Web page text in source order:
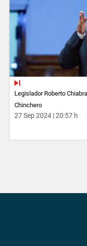
Legislador Roberto
Chinchero
27 Sep 2024 | 20:57 h